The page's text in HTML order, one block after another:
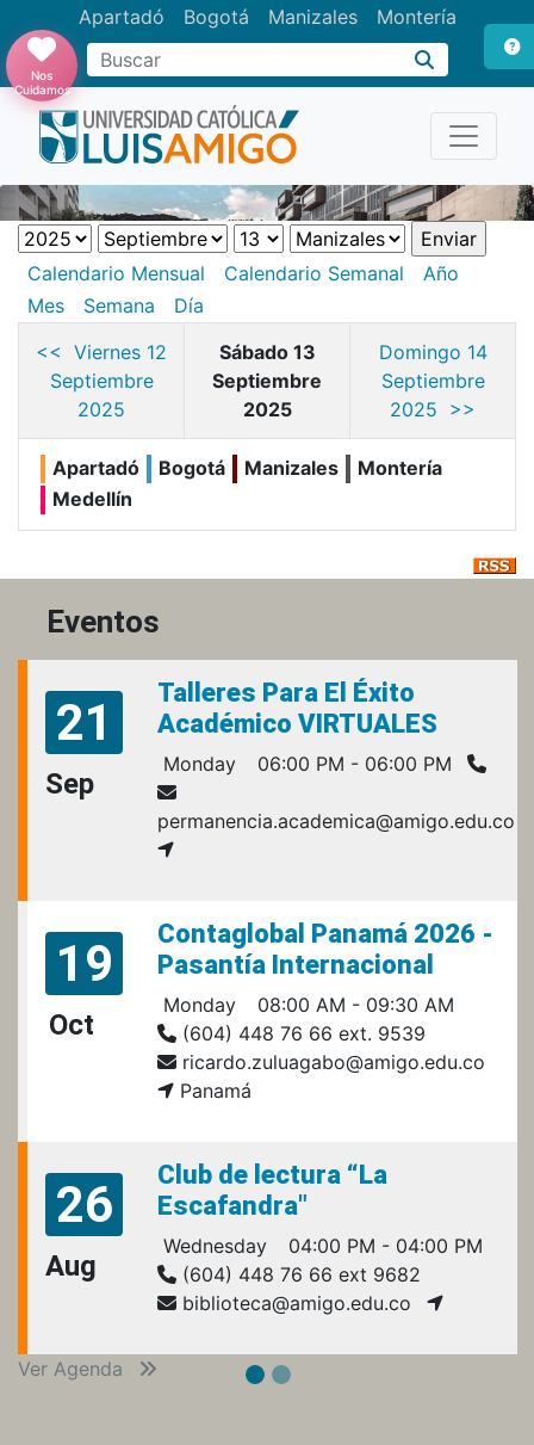
Apartadó Bogotá Manizales Montería
Buscar
Nos
Cuidamos
Calendario Mensual Calendario Semanal
Año
Mes
Semana
Día
<< Viernes 12
Septiembre
2025
Sábado 13
Septiembre
2025
Domingo 14
Septiembre
2025 >>
Apartadó Bogotá Manizales
Montería
Medellín
Eventos
21
Sep
Talleres Para El Éxito
Académico VIRTUALES
Monday 06:00 PM - 06:00 PM
permanencia.academica@amigo.edu.co
19
Oct
Contaglobal Panamá 2026 -
Pasantía Internacional
Monday
08:00 AM - 09:30 AM
(604) 448 76 66 ext. 9539
ricardo.zuluagabo@amigo.edu.co
Panamá
26
Aug
Club de lectura “La
Escafandra"
Wednesday
04:00 PM - 04:00 PM
(604) 448 76 66 ext 9682
biblioteca@amigo.edu.co
Ver Agenda